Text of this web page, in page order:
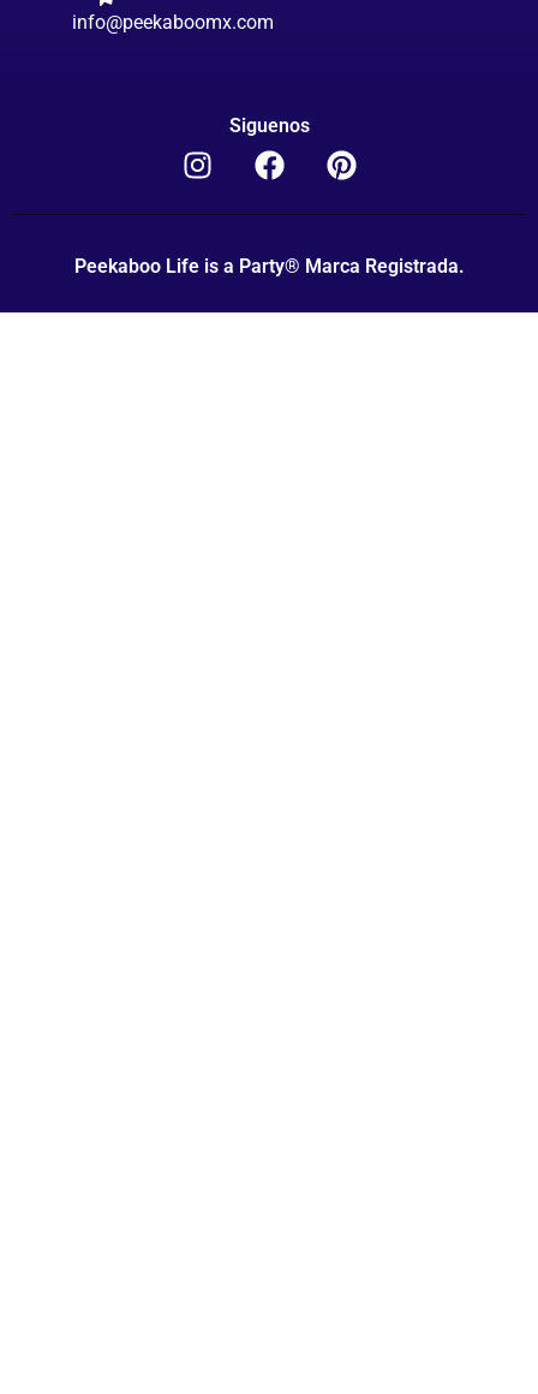
info@peekaboomx.com
Siguenos
Peekaboo Life is a Party® Marca Registrada.